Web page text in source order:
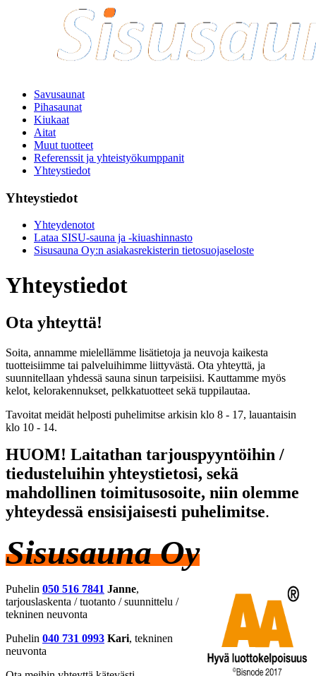
Savusaunat
Pihasaunat
Kiukaat
Aitat
Muut tuotteet
Referenssit ja yhteistyökumppanit
Yhteystiedot
Yhteystiedot
Yhteydenotot
Lataa SISU-sauna ja -kiuashinnasto
Sisusauna Oy:n asiakasrekisterin tietosuojaseloste
Yhteystiedot
Ota yhteyttä!
Soita, annamme mielellämme lisätietoja ja neuvoja kaikesta
tuotteisiimme tai palveluihimme liittyvästä. Ota yhteyttä, ja
suunnitellaan yhdessä sauna sinun tarpeisiisi. Kauttamme myös
kelot, kelorakennukset, pelkkatuotteet sekä tuppilautaa.
Tavoitat meidät helposti puhelimitse arkisin klo 8 - 17, lauantaisin
klo 10 - 14.
HUOM! Laitathan tarjouspyyntöihin /
tiedusteluihin yhteystietosi, sekä
mahdollinen toimitusosoite, niin olemme
yhteydessä ensisijaisesti puhelimitse.
Sisusauna Oy
Puhelin 050 516 7841 Janne,
tarjouslaskenta / tuotanto / suunnittelu /
tekninen neuvonta
Puhelin 040 731 0993 Kari, tekninen
neuvonta